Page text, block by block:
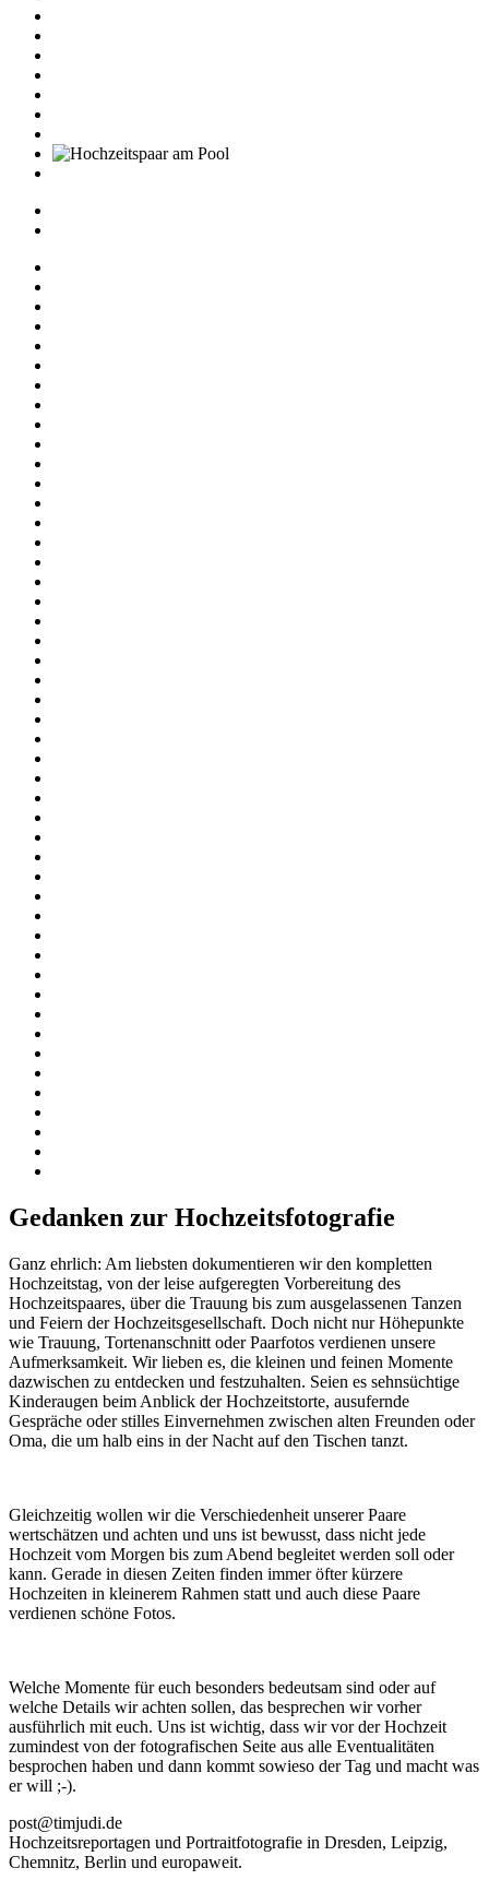
Gedanken zur Hochzeitsfotografie
Ganz ehrlich: Am liebsten dokumentieren wir den kompletten
Hochzeitstag, von der leise aufgeregten Vorbereitung des
Hochzeitspaares, über die Trauung bis zum ausgelassenen Tanzen
und Feiern der Hochzeitsgesellschaft. Doch nicht nur Höhepunkte
wie Trauung, Tortenanschnitt oder Paarfotos verdienen unsere
Aufmerksamkeit. Wir lieben es, die kleinen und feinen Momente
dazwischen zu entdecken und festzuhalten. Seien es sehnsüchtige
Kinderaugen beim Anblick der Hochzeitstorte, ausufernde
Gespräche oder stilles Einvernehmen zwischen alten Freunden oder
Oma, die um halb eins in der Nacht auf den Tischen tanzt.
Gleichzeitig wollen wir die Verschiedenheit unserer Paare
wertschätzen und achten und uns ist bewusst, dass nicht jede
Hochzeit vom Morgen bis zum Abend begleitet werden soll oder
kann. Gerade in diesen Zeiten finden immer öfter kürzere
Hochzeiten in kleinerem Rahmen statt und auch diese Paare
verdienen schöne Fotos.
Welche Momente für euch besonders bedeutsam sind oder auf
welche Details wir achten sollen, das besprechen wir vorher
ausführlich mit euch. Uns ist wichtig, dass wir vor der Hochzeit
zumindest von der fotografischen Seite aus alle Eventualitäten
besprochen haben und dann kommt sowieso der Tag und macht was
er will ;-).
post@timjudi.de
Hochzeitsreportagen und Portraitfotografie in Dresden, Leipzig,
Chemnitz, Berlin und europaweit.